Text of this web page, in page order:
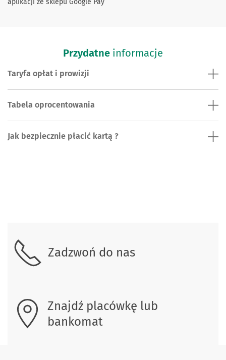
aplikacji ze sklepu Google Pay
Przydatne informacje
Taryfa opłat i prowizji
Tabela oprocentowania
Jak bezpiecznie płacić kartą ?
Zadzwoń do nas
Znajdź placówkę lub
bankomat